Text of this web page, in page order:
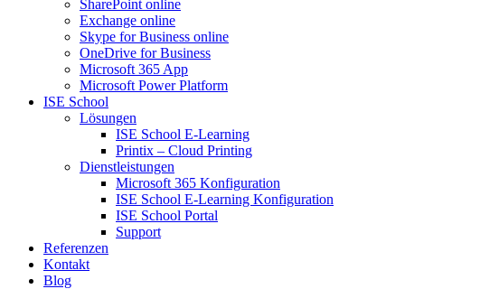
SharePoint online
Exchange online
Skype for Business online
OneDrive for Business
Microsoft 365 App
Microsoft Power Platform
ISE School
Lösungen
ISE School E-Learning
Printix – Cloud Printing
Dienstleistungen
Microsoft 365 Konfiguration
ISE School E-Learning Konfiguration
ISE School Portal
Support
Referenzen
Kontakt
Blog